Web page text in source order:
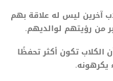
آخرين ليس له علاقة بهم
من رؤيتهم لوالديهم.
الكلاب تكون أكثر تحفظًا